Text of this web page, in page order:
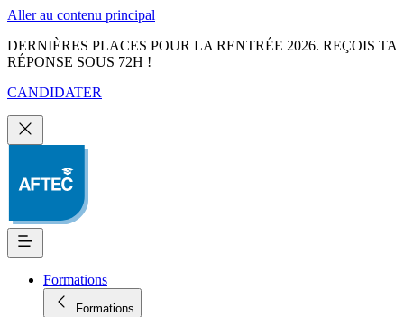
Aller au contenu principal
DERNIÈRES PLACES POUR LA RENTRÉE 2026. REÇOIS TA
RÉPONSE SOUS 72H !
CANDIDATER
Formations
Formations